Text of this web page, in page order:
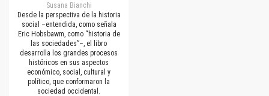
Susana Bianchi
Desde la perspectiva de la historia
social –entendida, como señala
Eric Hobsbawm, como “historia de
las sociedades”–, el libro
desarrolla los grandes procesos
históricos en sus aspectos
económico, social, cultural y
político, que conformaron la
sociedad occidental.